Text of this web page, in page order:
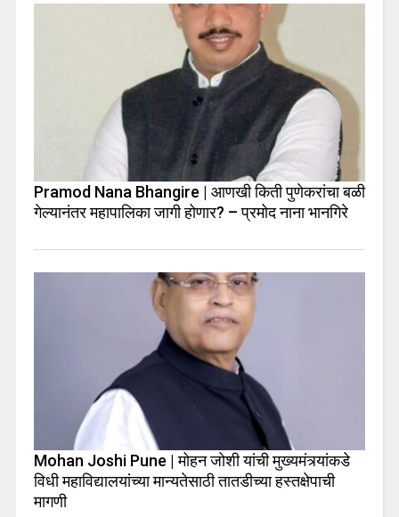
Pramod Nana Bhangire | आणखी किती पुणेकरांचा बळी
गेल्यानंतर महापालिका जागी होणार? – प्रमोद नाना भानगिरे
Mohan Joshi Pune | मोहन जोशी यांची मुख्यमंत्र्यांकडे
विधी महाविद्यालयांच्या मान्यतेसाठी तातडीच्या हस्तक्षेपाची
मागणी